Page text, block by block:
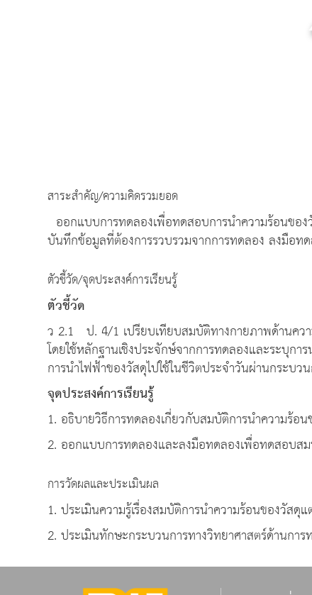
สาระสำคัญ/ความคิดรวมยอด
ออกแบบการทดลองเพื่อทดสอบการนำความร้อนขอ
บันทึกข้อมูลที่ต้องการรวบรวมจากการทดลอง ลงมือ
ตัวชี้วัด/จุดประสงค์การเรียนรู้
ตัวชี้วัด
ว 2.1 ป. 4/1 เปรียบเทียบสมบัติทางกายภาพด้านคว
โดยใช้หลักฐานเชิงประจักษ์จากการทดลองและระบุก
การนำไฟฟ้าของวัสดุไปใช้ในชีวิตประจำวันผ่านกระบ
จุดประสงค์การเรียนรู้
1. อธิบายวิธีการทดลองเกี่ยวกับสมบัติการนำความร้อ
2. ออกแบบการทดลองและลงมือทดลองเพื่อทดสอบส
การวัดผลและประเมินผล
1. ประเมินความรู้เรื่องสมบัติการนำความร้อนของวัสดุ
2. ประเมินทักษะกระบวนการทางวิทยาศาสตร์ด้านก